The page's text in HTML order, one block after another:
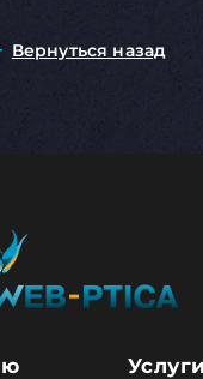
Вернуться назад
Услуги